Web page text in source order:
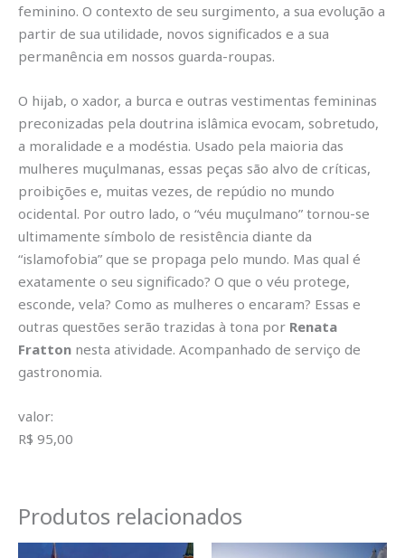
feminino. O contexto de seu surgimento, a sua evolução a
partir de sua utilidade, novos significados e a sua
permanência em nossos guarda-roupas.
O hijab, o xador, a burca e outras vestimentas femininas
preconizadas pela doutrina islâmica evocam, sobretudo,
a moralidade e a modéstia. Usado pela maioria das
mulheres muçulmanas, essas peças são alvo de críticas,
proibições e, muitas vezes, de repúdio no mundo
ocidental. Por outro lado, o “véu muçulmano” tornou-se
ultimamente símbolo de resistência diante da
“islamofobia” que se propaga pelo mundo. Mas qual é
exatamente o seu significado? O que o véu protege,
esconde, vela? Como as mulheres o encaram? Essas e
outras questões serão trazidas à tona por Renata
Fratton nesta atividade. Acompanhado de serviço de
gastronomia.
valor:
R$ 95,00
Produtos relacionados